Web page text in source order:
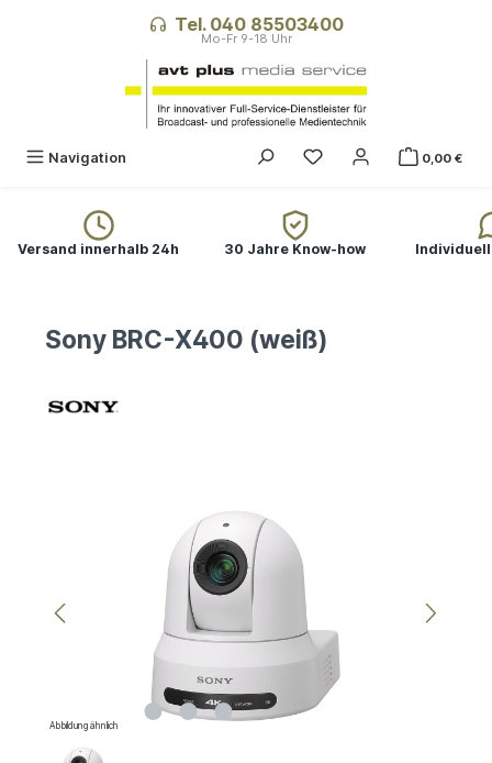
Tel. 040 85503400
Navigation 0,00 €
Versand innerhalb 24h 30 Jahre Know-how
Sony BRC-X400 (weiß)
Abbildung ähnlich